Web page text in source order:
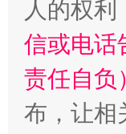
人的权
信或电话
责任自负
布，让相